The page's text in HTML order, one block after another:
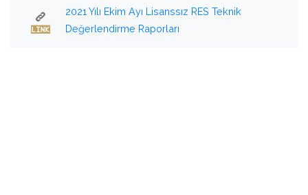
2021 Yılı Ekim Ayı Lisanssız RES Teknik
Değerlendirme Raporları